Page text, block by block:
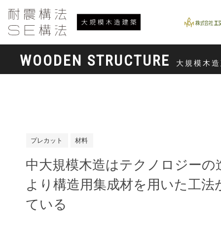
WOODEN STRUCTURE 大規模木
プレカット 材料
中大規模木造はテクノロジーの
より構造用集成材を用いた工法
ている